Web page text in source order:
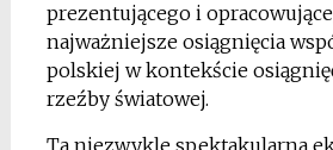
prezentującego i
najważniejsze osiągnięcia
polskiej w kontekście
rzeźby światowej.